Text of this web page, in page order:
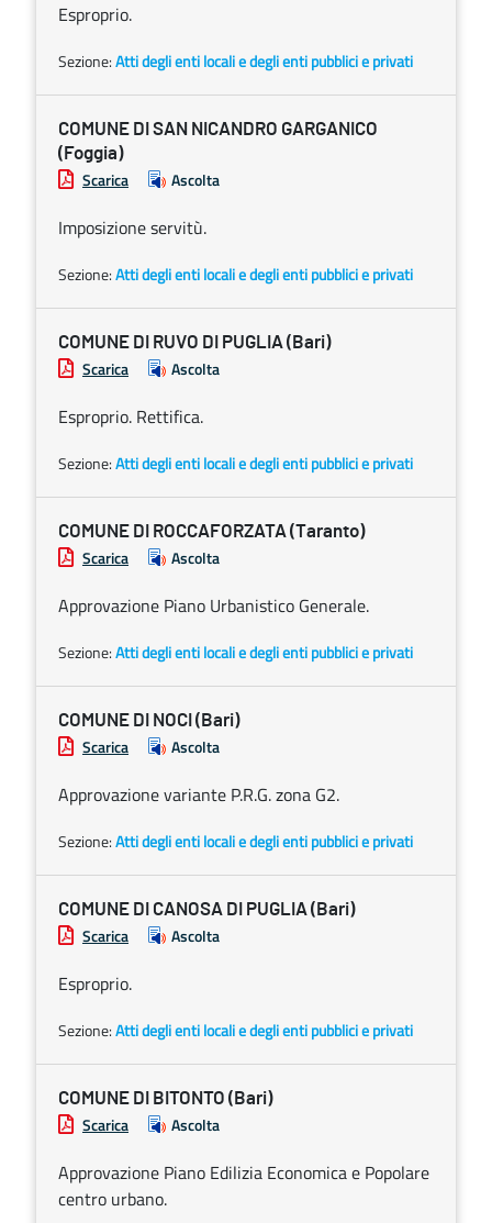
Esproprio.
Sezione:Atti degli enti locali e degli enti pubblici e privati
COMUNE DI SAN NICANDRO GARGANICO
(Foggia)
Scarica Ascolta
Imposizione servitù.
Sezione:Atti degli enti locali e degli enti pubblici e privati
COMUNE DI RUVO DI PUGLIA (Bari)
Scarica Ascolta
Esproprio. Rettifica.
Sezione:Atti degli enti locali e degli enti pubblici e privati
COMUNE DI ROCCAFORZATA (Taranto)
Scarica Ascolta
Approvazione Piano Urbanistico Generale.
Sezione:Atti degli enti locali e degli enti pubblici e privati
COMUNE DI NOCI (Bari)
Scarica Ascolta
Approvazione variante P.R.G. zona G2.
Sezione:Atti degli enti locali e degli enti pubblici e privati
COMUNE DI CANOSA DI PUGLIA (Bari)
Scarica Ascolta
Esproprio.
Sezione:Atti degli enti locali e degli enti pubblici e privati
COMUNE DI BITONTO (Bari)
Scarica Ascolta
Approvazione Piano Edilizia Economica e Popolare
centro urbano.